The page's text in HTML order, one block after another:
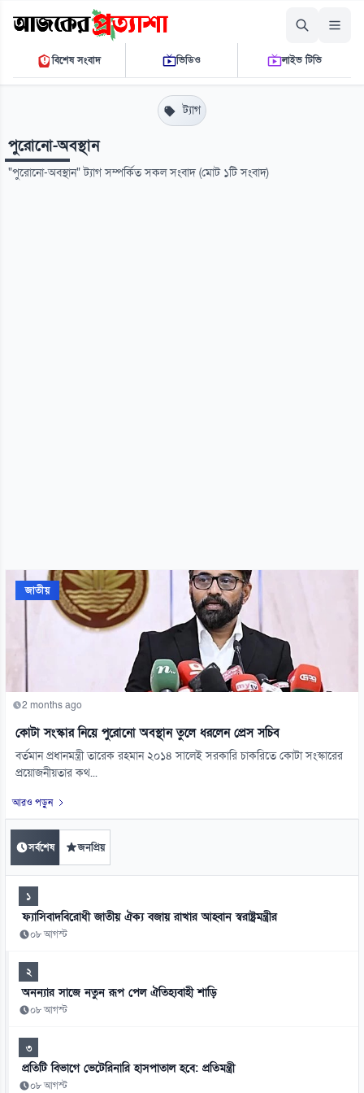
শনিবার, ০৮ আগস্ট ২০২৬
১২ ০৫ ৩৭ পি.এম.THE DAILY AJKER PROTTASHA
বিশেষ সংবাদ ভিডিও লাইভ টিভি
ট্যাগ
পুরোনো-অবস্থান
"পুরোনো-অবস্থান" ট্যাগ সম্পর্কিত সকল সংবাদ (মোট ১টি সংবাদ)
জাতীয়
2 months ago
কোটা সংস্কার নিয়ে পুরোনো অবস্থান তুলে ধরলেন প্রেস সচিব
বর্তমান প্রধানমন্ত্রী তারেক রহমান ২০১৪ সালেই সরকারি চাকরিতে কোটা সংস্কারের
প্রয়োজনীয়তার কথ...
আরও পড়ুন
সর্বশেষ জনপ্রিয়
১
ফ্যাসিবাদবিরোধী জাতীয় ঐক্য বজায় রাখার আহ্বান স্বরাষ্ট্রমন্ত্রীর
০৮ আগস্ট
২
অনন্যার সাজে নতুন রূপ পেল ঐতিহ্যবাহী শাড়ি
০৮ আগস্ট
৩
প্রতিটি বিভাগে ভেটেরিনারি হাসপাতাল হবে: প্রতিমন্ত্রী
০৮ আগস্ট